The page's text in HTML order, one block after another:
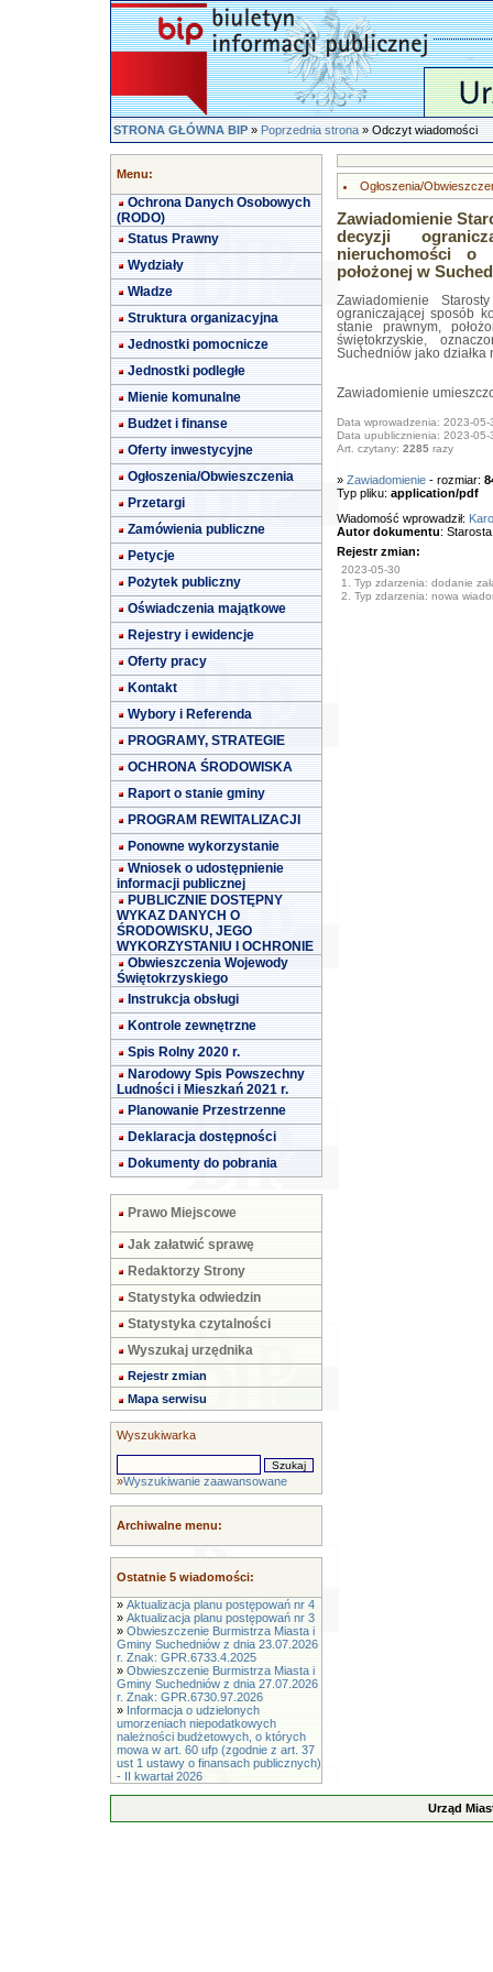
STRONA GŁÓWNA BIP»Poprzednia strona» Odczyt wiadomości
Menu:
Ochrona Danych Osobowych
(RODO)
Status Prawny
Wydziały
Władze
Struktura organizacyjna
Jednostki pomocnicze
Jednostki podległe
Mienie komunalne
Budżet i finanse
Oferty inwestycyjne
Ogłoszenia/Obwieszczenia
Przetargi
Zamówienia publiczne
Petycje
Pożytek publiczny
Oświadczenia majątkowe
Rejestry i ewidencje
Oferty pracy
Kontakt
Wybory i Referenda
PROGRAMY, STRATEGIE
OCHRONA ŚRODOWISKA
Raport o stanie gminy
PROGRAM REWITALIZACJI
Ponowne wykorzystanie
Wniosek o udostępnienie
informacji publicznej
PUBLICZNIE DOSTĘPNY
WYKAZ DANYCH O
ŚRODOWISKU, JEGO
WYKORZYSTANIU I OCHRONIE
Obwieszczenia Wojewody
Świętokrzyskiego
Instrukcja obsługi
Kontrole zewnętrzne
Spis Rolny 2020 r.
Narodowy Spis Powszechny
Ludności i Mieszkań 2021 r.
Planowanie Przestrzenne
Deklaracja dostępności
Dokumenty do pobrania
Prawo Miejscowe
Jak załatwić sprawę
Redaktorzy Strony
Statystyka odwiedzin
Statystyka czytalności
Wyszukaj urzędnika
Rejestr zmian
Mapa serwisu
Wyszukiwarka
»Wyszukiwanie zaawansowane
Archiwalne menu:
Ostatnie 5 wiadomości:
» Aktualizacja planu postępowań nr 4
» Aktualizacja planu postępowań nr 3
» Obwieszczenie Burmistrza Miasta i
Gminy Suchedniów z dnia 23.07.2026
r. Znak: GPR.6733.4.2025
» Obwieszczenie Burmistrza Miasta i
Gminy Suchedniów z dnia 27.07.2026
r. Znak: GPR.6730.97.2026
» Informacja o udzielonych
umorzeniach niepodatkowych
należności budżetowych, o których
mowa w art. 60 ufp (zgodnie z art. 37
ust 1 ustawy o finansach publicznych)
- II kwartał 2026
Ogłoszenia/
Zawiadomienie
decyzji
nieruchomości o
położonej w
Zawiadomienie
ograniczającej sposób
stanie prawnym,
świętokrzyskie,
Suchedniów jako działka
Zawiadomienie
Data wprowadzenia: 2023-05-
Data upublicznienia: 2023-05-
Art. czytany: 2285razy
» Zawiadomienie - rozmiar:
Typ pliku: application/pdf
Wiadomość wprowadził:
Autor dokumentu:
Rejestr zmian:
2023-05-30
1. Typ zdarzenia: dodanie
2. Typ zdarzenia: nowa
Urząd